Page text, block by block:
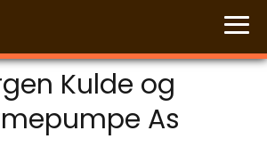
Kulde og
As